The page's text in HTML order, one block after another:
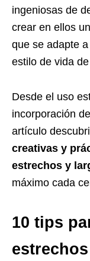
ingeniosas de
crear en ellos
que se adapte
estilo de vida
Desde el uso
incorporación
artículo
creativas y
estrechos y
máximo cada
10 tips